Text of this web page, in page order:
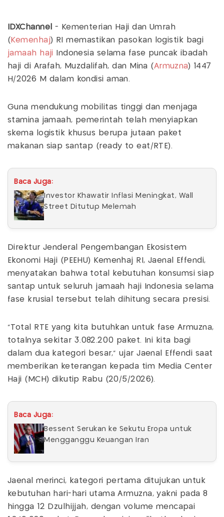
IDXChannel
- Kementerian Haji dan Umrah
( Kemenhaj) RI memastikan pasokan logistik bagi
jamaah haji Indonesia selama fase puncak ibadah
haji di Arafah, Muzdalifah, dan Mina (Armuzna) 1447
H/2026 M dalam kondisi aman.
Guna mendukung mobilitas tinggi dan menjaga
stamina jamaah, pemerintah telah menyiapkan
skema logistik khusus berupa jutaan paket
makanan siap santap (ready to eat/RTE).
Baca Juga:
Investor Khawatir Inflasi Meningkat, Wall
Street Ditutup Melemah
Direktur Jenderal Pengembangan Ekosistem
Ekonomi Haji (PEEHU) Kemenhaj RI, Jaenal Effendi,
menyatakan bahwa total kebutuhan konsumsi siap
santap untuk seluruh jamaah haji Indonesia selama
fase krusial tersebut telah dihitung secara presisi.
“Total RTE yang kita butuhkan untuk fase Armuzna,
totalnya sekitar 3.082.200 paket. Ini kita bagi
dalam dua kategori besar,” ujar Jaenal Effendi saat
memberikan keterangan kepada tim Media Center
Haji (MCH) dikutip Rabu (20/5/2026).
Baca Juga:
Bessent Serukan ke Sekutu Eropa untuk
Mengganggu Keuangan Iran
Jaenal merinci, kategori pertama ditujukan untuk
kebutuhan hari-hari utama Armuzna, yakni pada 8
hingga 12 Dzulhijjah, dengan volume mencapai